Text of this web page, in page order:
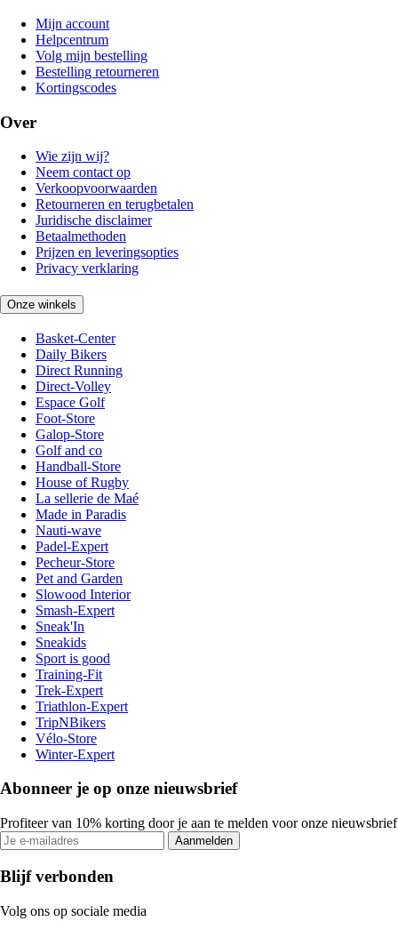
Mijn account
Helpcentrum
Volg mijn bestelling
Bestelling retourneren
Kortingscodes
Over
Wie zijn wij?
Neem contact op
Verkoopvoorwaarden
Retourneren en terugbetalen
Juridische disclaimer
Betaalmethoden
Prijzen en leveringsopties
Privacy verklaring
Onze winkels
Basket-Center
Daily Bikers
Direct Running
Direct-Volley
Espace Golf
Foot-Store
Galop-Store
Golf and co
Handball-Store
House of Rugby
La sellerie de Maé
Made in Paradis
Nauti-wave
Padel-Expert
Pecheur-Store
Pet and Garden
Slowood Interior
Smash-Expert
Sneak'In
Sneakids
Sport is good
Training-Fit
Trek-Expert
Triathlon-Expert
TripNBikers
Vélo-Store
Winter-Expert
Abonneer je op onze nieuwsbrief
Profiteer van 10% korting door je aan te melden voor onze nieuwsbrief
Aanmelden
Blijf verbonden
Volg ons op sociale media